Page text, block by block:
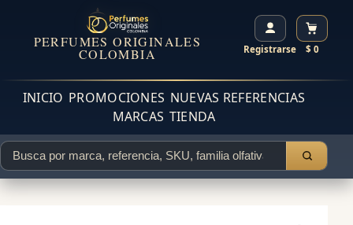
PERFUMES ORIGINALES
COLOMBIA Registrarse $ 0
INICIO PROMOCIONES NUEVAS REFERENCIAS
MARCAS TIENDA